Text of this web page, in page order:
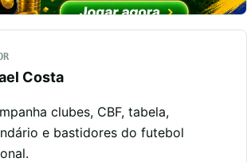
Costa
clubes, CBF, tabela,
e bastidores do futebol